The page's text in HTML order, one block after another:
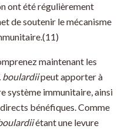
ont été régulièrement
de soutenir le mécanisme
maintenant les
boulardiipeut apporter à
système immunitaire, ainsi
bénéfiques. Comme
étant une levure